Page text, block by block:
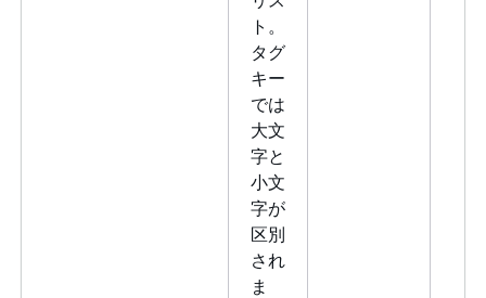
ト。
タグ
キー
では
大文
字と
小文
字が
区別
され
ま